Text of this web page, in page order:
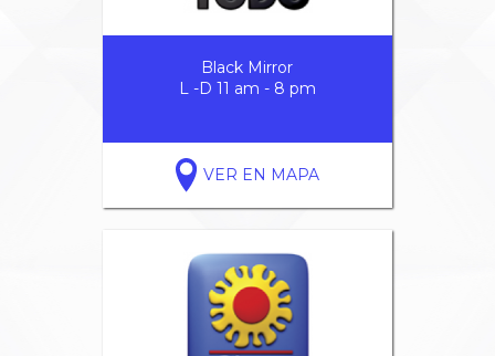
Black Mirror
L -D 11 am - 8 pm
VER EN MAPA